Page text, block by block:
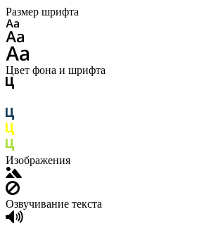
Размер шрифта
Цвет фона и шрифта
Изображения
Озвучивание текста